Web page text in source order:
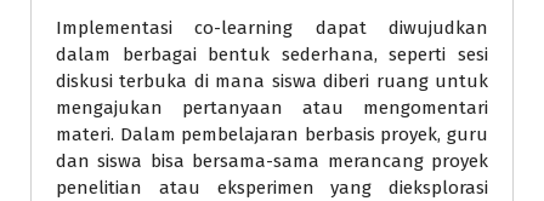
Implementasi co-learning dapat diwujudkan
dalam berbagai bentuk sederhana, seperti sesi
diskusi terbuka di mana siswa diberi ruang untuk
mengajukan pertanyaan atau mengomentari
materi. Dalam pembelajaran berbasis proyek, guru
dan siswa bisa bersama-sama merancang proyek
penelitian atau eksperimen yang dieksplorasi